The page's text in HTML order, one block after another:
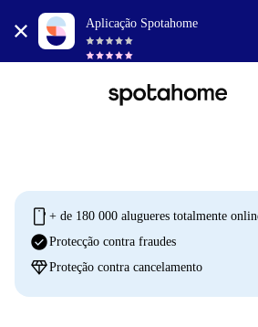
Aplicação Spotahome
mobile + de 180 000 alugueres totalmente
check_circleProtecção contra fraudes
diamondProteção contra cancelamento